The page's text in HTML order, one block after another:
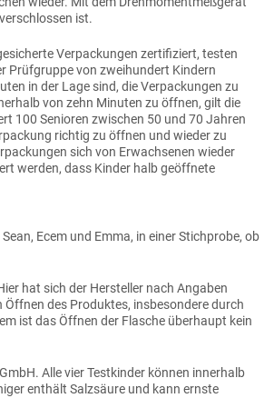
ist.
Verpackungen zertifiziert, testen
Prüfgruppe von zweihundert Kindern
in der Lage sind, die Verpackungen zu
von zehn Minuten zu öffnen, gilt die
100 Senioren zwischen 50 und 70 Jahren
richtig zu öffnen und wieder zu
sich von Erwachsenen wieder
werden, dass Kinder halb geöffnete
Ecem und Emma, in einer Stichprobe, ob
hat sich der Hersteller nach Angaben
Öffnen des Produktes, insbesondere durch
ist das Öffnen der Flasche überhaupt kein
Alle vier Testkinder können innerhalb
enthält Salzsäure und kann ernste